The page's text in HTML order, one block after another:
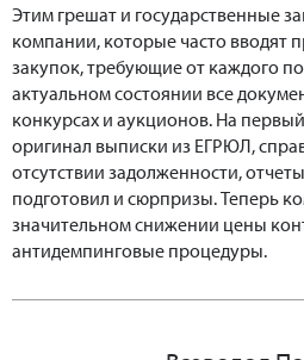
Этим грешат и государственные
компании, которые часто вводят
закупок, требующие от каждого
актуальном состоянии все
конкурсах и аукционов. На
оригинал выписки из ЕГРЮЛ,
отсутствии задолженности,
подготовил и сюрпризы. Теперь
значительном снижении цены
антидемпинговые процедуры.